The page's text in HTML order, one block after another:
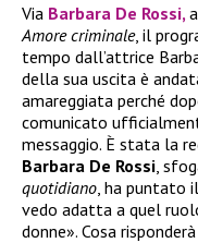
Via Barbara De Rossi,
Amore criminale, il
tempo dall’attrice
della sua uscita è
amareggiata perché
comunicato
messaggio. È stata la
Barbara De Rossi ,
quotidiano , ha puntato
vedo adatta a quel
donne». Cosa